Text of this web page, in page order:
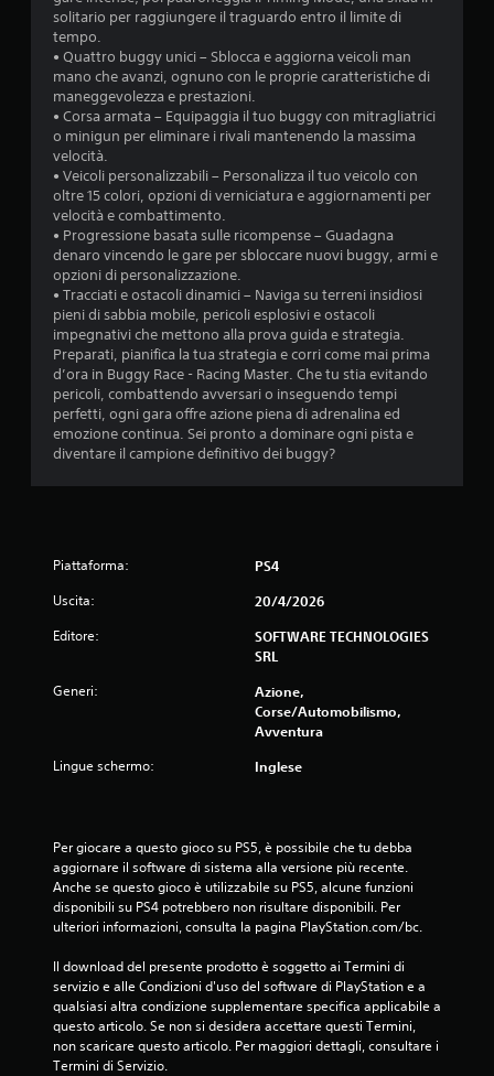
solitario per raggiungere il traguardo entro il limite di
tempo.
• Quattro buggy unici – Sblocca e aggiorna veicoli man
mano che avanzi, ognuno con le proprie caratteristiche di
maneggevolezza e prestazioni.
• Corsa armata – Equipaggia il tuo buggy con mitragliatrici
o minigun per eliminare i rivali mantenendo la massima
velocità.
• Veicoli personalizzabili – Personalizza il tuo veicolo con
oltre 15 colori, opzioni di verniciatura e aggiornamenti per
velocità e combattimento.
• Progressione basata sulle ricompense – Guadagna
denaro vincendo le gare per sbloccare nuovi buggy, armi e
opzioni di personalizzazione.
• Tracciati e ostacoli dinamici – Naviga su terreni insidiosi
pieni di sabbia mobile, pericoli esplosivi e ostacoli
impegnativi che mettono alla prova guida e strategia.
Preparati, pianifica la tua strategia e corri come mai prima
d’ora in Buggy Race - Racing Master. Che tu stia evitando
pericoli, combattendo avversari o inseguendo tempi
perfetti, ogni gara offre azione piena di adrenalina ed
emozione continua. Sei pronto a dominare ogni pista e
diventare il campione definitivo dei buggy?
Piattaforma: PS4
Uscita: 20/4/2026
Editore:
SOFTWARE TECHNOLOGIES
SRL
Generi:
Azione,
Corse/Automobilismo,
Avventura
Lingue schermo: Inglese
Per giocare a questo gioco su PS5, è possibile che tu debba
aggiornare il software di sistema alla versione più recente.
Anche se questo gioco è utilizzabile su PS5, alcune funzioni
disponibili su PS4 potrebbero non risultare disponibili. Per
ulteriori informazioni, consulta la pagina PlayStation.com/bc.
Il download del presente prodotto è soggetto ai Termini di
servizio e alle Condizioni d'uso del software di PlayStation e a
qualsiasi altra condizione supplementare specifica applicabile a
questo articolo. Se non si desidera accettare questi Termini,
non scaricare questo articolo. Per maggiori dettagli, consultare i
Termini di Servizio.